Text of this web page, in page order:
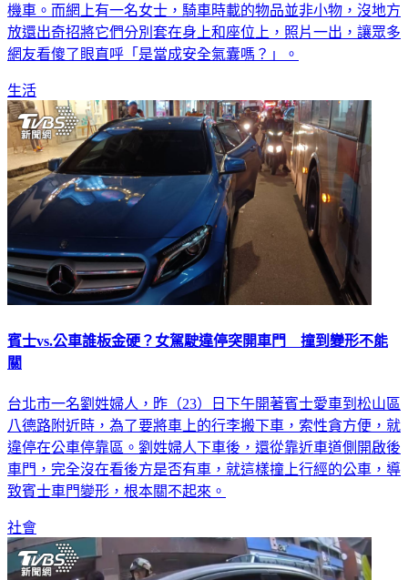
機車。而網上有一名女士，騎車時載的物品並非小物，沒地方
放還出奇招將它們分別套在身上和座位上，照片一出，讓眾多
網友看傻了眼直呼「是當成安全氣囊嗎？」。
生活
賓士vs.公車誰板金硬？女駕駛違停突開車門 撞到變形不能
關
台北市一名劉姓婦人，昨（23）日下午開著賓士愛車到松山區
八德路附近時，為了要將車上的行李搬下車，索性貪方便，就
違停在公車停靠區。劉姓婦人下車後，還從靠近車道側開啟後
車門，完全沒在看後方是否有車，就這樣撞上行經的公車，導
致賓士車門變形，根本關不起來。
社會